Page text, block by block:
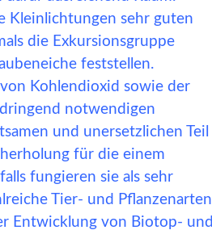
Kleinlichtungen sehr guten
die Exkursionsgruppe
feststellen.
Kohlendioxid sowie der
notwendigen
und unersetzlichen Teil
für die einem
fungieren sie als sehr
Tier- und Pflanzenarten
Entwicklung von Biotop- und